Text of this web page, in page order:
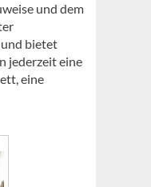
und dem
bietet
jederzeit eine
eine